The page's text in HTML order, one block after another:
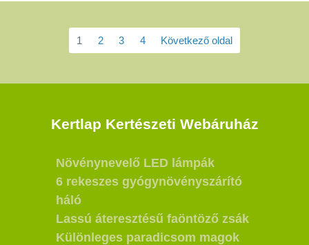
1 2 3 4 Következő oldal
Kertlap Kertészeti Webáruház
Növénynevelő LED lámpák
6 rekeszes gyógynövényszárító
háló
Lassú áteresztésű faöntöző zsák
Különleges paradicsom magok